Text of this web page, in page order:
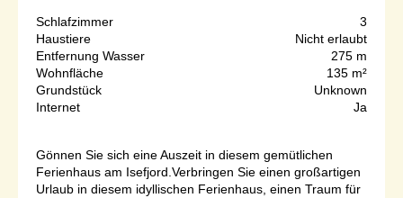
Schlafzimmer
3
Haustiere
Nicht erlaubt
Entfernung Wasser
275 m
Wohnfläche
135 m²
Grundstück
Unknown
Internet
Ja
Gönnen Sie sich eine Auszeit in diesem gemütlichen
Ferienhaus am Isefjord.Verbringen Sie einen großartigen
Urlaub in diesem idyllischen Ferienhaus, einen Traum für